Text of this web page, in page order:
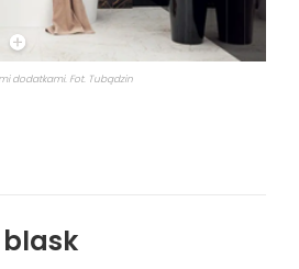
dodatkami. Fot. Tubądzin